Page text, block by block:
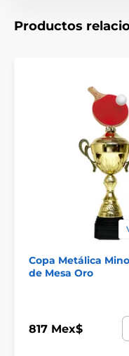
Productos
Copa Metálica
de Mesa Oro
817 Mex$